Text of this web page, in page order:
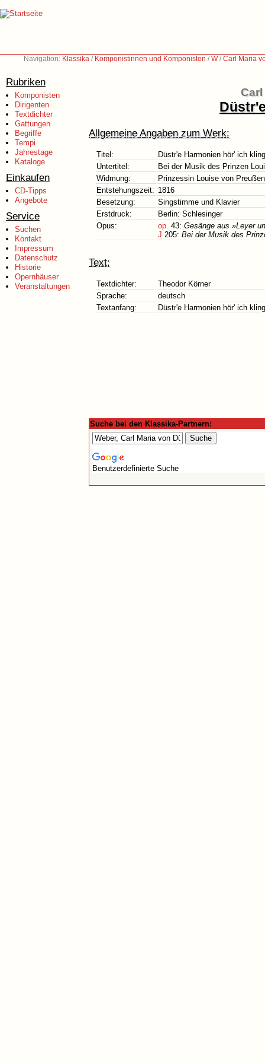
Navigation: Klassika / Komponistinnen und Komponisten /W/Carl Maria
Rubriken
Komponisten
Dirigenten
Textdichter
Gattungen
Begriffe
Tempi
Jahrestage
Kataloge
Einkaufen
CD-Tipps
Angebote
Service
Suchen
Kontakt
Impressum
Datenschutz
Historie
Opernhäuser
Veranstaltungen
Carl
Allgemeine Angaben zum Werk:
Titel:
Düstr'e Harmonien hör' ich
Untertitel:
Bei der Musik des Prinzen
Widmung:
Prinzessin Louise von
Entstehungszeit: 1816
Besetzung:
Singstimme und Klavier
Erstdruck:
Berlin: Schlesinger
Opus:
op. 43: Gesänge aus »Leyer
J 205: Bei der Musik des
Text:
Textdichter:
Theodor Körner
Sprache:
deutsch
Textanfang:
Düstr'e Harmonien hör' ich
Suche bei den Klassika-Partnern:
Benutzerdefinierte Suche